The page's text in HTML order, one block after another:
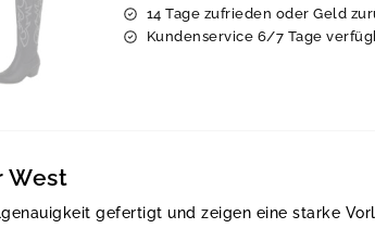
14 Tage zufrieden oder Geld
Kundenservice 6/7 Tage
West
gefertigt und zeigen eine starke